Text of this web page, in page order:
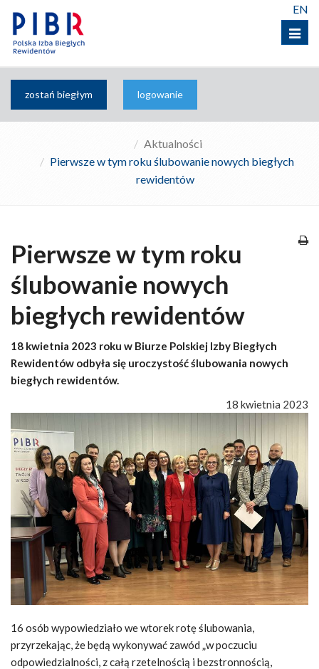
Menu
EN
zostań biegłym logowanie
Aktualności
Pierwsze w tym roku ślubowanie nowych biegłych
rewidentów
Pierwsze w tym roku
ślubowanie nowych
biegłych rewidentów
18 kwietnia 2023 roku w Biurze Polskiej Izby Biegłych
Rewidentów odbyła się uroczystość ślubowania nowych
biegłych rewidentów.
18 kwietnia 2023
16 osób wypowiedziało we wtorek rotę ślubowania,
przyrzekając, że będą wykonywać zawód „w poczuciu
odpowiedzialności, z całą rzetelnością i bezstronnością,